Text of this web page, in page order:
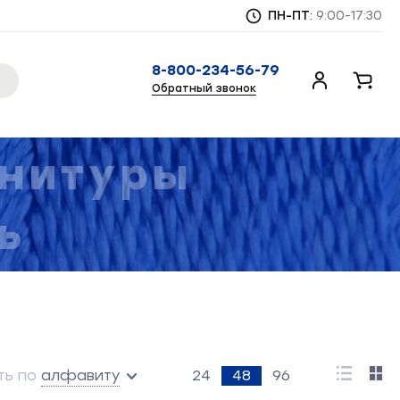
ПН-ПТ: 9:00-17:30
8-800-234-56-79
Обратный звонок
Личный
кабинет
по алфавиту 24 48 96